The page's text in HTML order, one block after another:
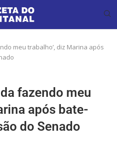
meu trabalho’, diz Marina após
fazendo meu
após bate-
do Senado